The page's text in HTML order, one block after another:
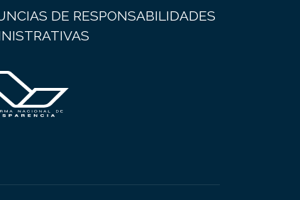
DE RESPONSABILIDADES